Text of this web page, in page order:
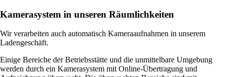
Kamerasystem in unseren Räumlichkeiten
Wir verarbeiten auch automatisch Kameraaufnahmen in unserem
Ladengeschäft.
Einige Bereiche der Betriebsstätte und die unmittelbare Umgebung
werden durch ein Kamerasystem mit Online-Übertragung und